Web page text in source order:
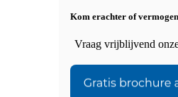
Kom erachter of
Vraag vrijblijvend